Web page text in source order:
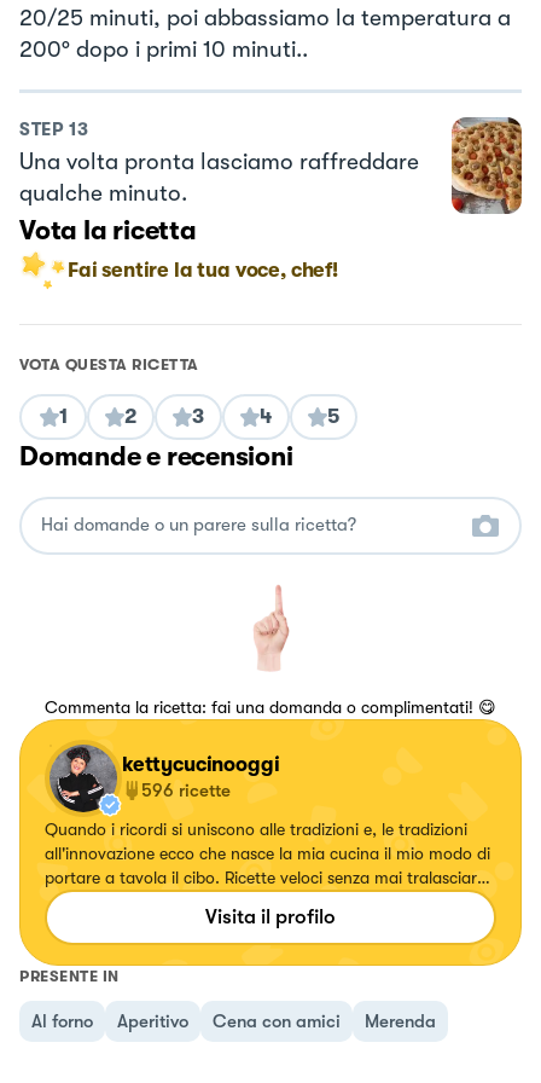
20/25 minuti, poi abbassiamo la temperatura a
200° dopo i primi 10 minuti..
STEP 13
Una volta pronta lasciamo raffreddare
qualche minuto.
Vota la ricetta
Fai sentire la tua voce, chef!
VOTA QUESTA RICETTA
1 2 3 4 5
Domande e recensioni
Commenta la ricetta: fai una domanda o complimentati! 😋
kettycucinooggi
596 ricette
Quando i ricordi si uniscono alle tradizioni e, le tradizioni
all'innovazione ecco che nasce la mia cucina il mio modo di
portare a tavola il cibo. Ricette veloci senza mai tralasciare
il gusto.
Visita il profilo
PRESENTE IN
Al forno Aperitivo Cena con amici Merenda